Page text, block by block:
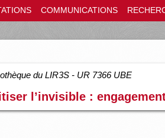
COMMUNICATIONS
du LIR3S - UR 7366 UBE
l’invisible :